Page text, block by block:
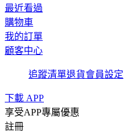
最近看過
購物車
我的訂單
顧客中心
追蹤清單退貨會員設定
下載 APP
享受APP專屬優惠
註冊